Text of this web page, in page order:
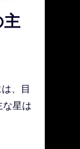
、目
な星は